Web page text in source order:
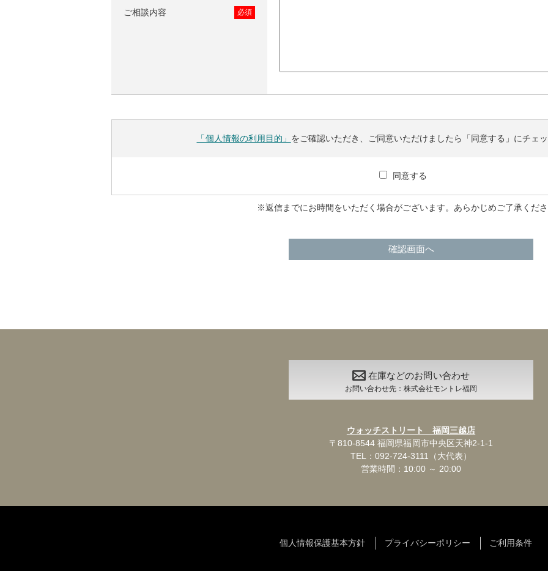
ご相談内容 必須
「個人情報の利用目的」 をご確認いただき、ご同意いただけましたら「同意する」にチェッ
同意する
※返信までにお時間をいただく場合がございます。あらかじめご了承くださ
在庫などのお問い合わせ
お問い合わせ先：株式会社モントレ福岡
ウォッチストリート 福岡三越店
〒810-8544 福岡県福岡市中央区天神2-1-1
TEL：092-724-3111（大代表）
営業時間：10:00 ～ 20:00
個人情報保護基本方針 プライバシーポリシー ご利用条件